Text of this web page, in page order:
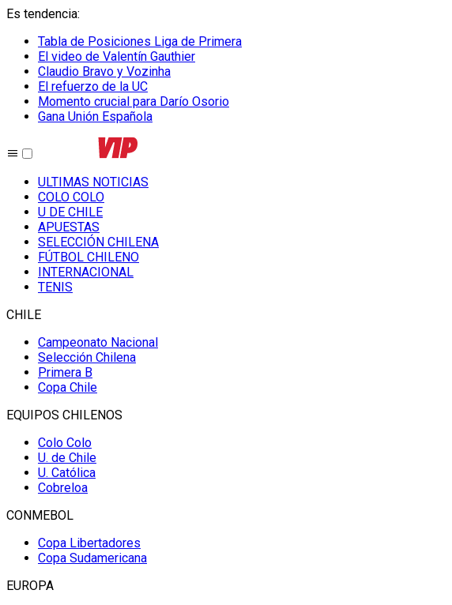
Es tendencia:
Tabla de Posiciones Liga de Primera
El video de Valentín Gauthier
Claudio Bravo y Vozinha
El refuerzo de la UC
Momento crucial para Darío Osorio
Gana Unión Española
ULTIMAS NOTICIAS
COLO COLO
U DE CHILE
APUESTAS
SELECCIÓN CHILENA
FÚTBOL CHILENO
INTERNACIONAL
TENIS
CHILE
Campeonato Nacional
Selección Chilena
Primera B
Copa Chile
EQUIPOS CHILENOS
Colo Colo
U. de Chile
U. Católica
Cobreloa
CONMEBOL
Copa Libertadores
Copa Sudamericana
EUROPA